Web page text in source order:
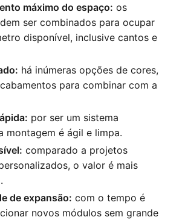
máximo do espaço: os
ser combinados para ocupar
disponível, inclusive cantos e
há inúmeras opções de cores,
para combinar com a
por ser um sistema
montagem é ágil e limpa.
comparado a projetos
o valor é mais
de expansão: com o tempo é
novos módulos sem grande